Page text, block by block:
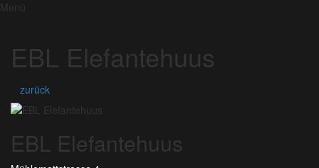
Menü
EBL Elefantehuus
zurück
EBL Elefantehuus